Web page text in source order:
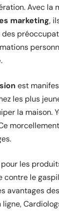
Avec la
marketing,
.
est
les plus
la maison.
les
le
avantages